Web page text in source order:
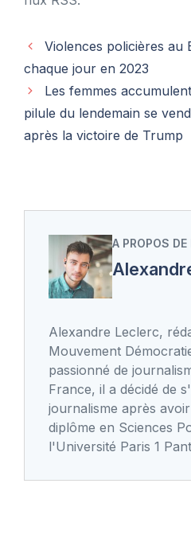
Violences policières au
chaque jour en 2023
Les femmes
pilule du lendemain se
après la victoire de Trump
A PROPOS DE
Alexandre Leclerc,
Mouvement
passionné de
France, il a décidé de
journalisme après
diplôme en Sciences
l'Université Paris 1